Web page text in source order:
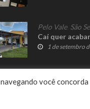
Pelo Vale, São
Caí quer
1 de setembro
você concorda